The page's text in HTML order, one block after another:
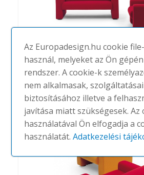
691
ARTIFORT
Az Europadesign.hu cookie
használ, melyeket az Ön
rendszer. A cookie-k
nem alkalmasak,
biztosításához illetve a
javítása miatt szükségesek. Az
használatával Ön elfogadja a
használatát.Adatkezelési